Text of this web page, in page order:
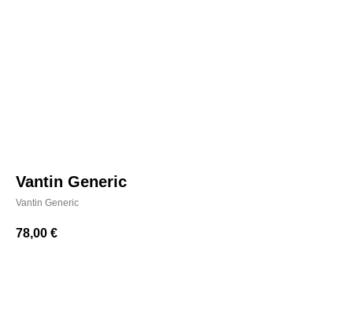
Vantin Generic
Vantin Generic
78,00 €